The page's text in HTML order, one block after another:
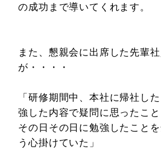
の成功まで導いてくれます。
また、懇親会に出席した先輩
が・・・・
「研修期間中、本社に帰社し
強した内容で疑問に思ったこと
その日その日に勉強したこと
う心掛けていた」